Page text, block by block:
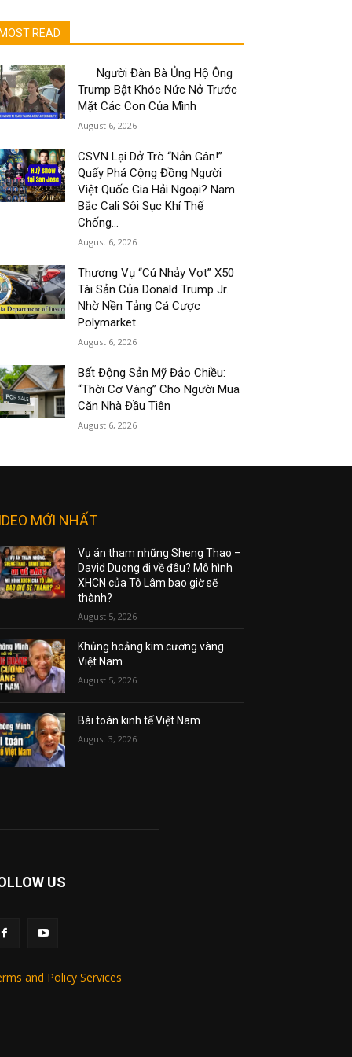
MOST READ
Người Đàn Bà Ủng Hộ Ông
Trump Bật Khóc Nức Nở Trước
Mặt Các Con Của Mình
August 6, 2026
CSVN Lại Dở Trò “Nắn Gân!”
Quấy Phá Cộng Đồng Người
Việt Quốc Gia Hải Ngoại? Nam
Bắc Cali Sôi Sục Khí Thế
Chống...
August 6, 2026
Thương Vụ “Cú Nhảy Vọt” X50
Tài Sản Của Donald Trump Jr.
Nhờ Nền Tảng Cá Cược
Polymarket
August 6, 2026
Bất Động Sản Mỹ Đảo Chiều:
“Thời Cơ Vàng” Cho Người Mua
Căn Nhà Đầu Tiên
August 6, 2026
MỚI NHẤT
Vụ án tham nhũng Sheng Thao –
David Duong đi về đâu? Mô hình
XHCN của Tô Lâm bao giờ sẽ
thành?
August 5, 2026
Khủng hoảng kim cương vàng
Việt Nam
August 5, 2026
Bài toán kinh tế Việt Nam
August 3, 2026
US
and Policy Services